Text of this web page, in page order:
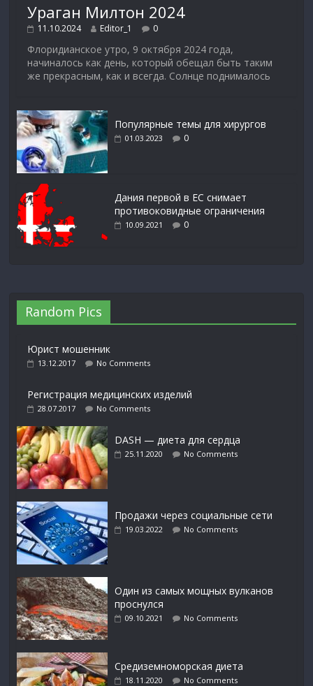
Ураган Милтон 2024
11.10.2024 Editor_1 0
Флоридианское утро, 9 октября 2024 года,
начиналось как день, который обещал быть таким
же прекрасным, как и всегда. Солнце поднималось
Популярные темы для хирургов
01.03.2023 0
Дания первой в ЕС снимает
противоковидные ограничения
10.09.2021 0
Random Pics
Юрист мошенник
13.12.2017 No Comments
Регистрация медицинских изделий
28.07.2017 No Comments
DASH — диета для сердца
25.11.2020 No Comments
Продажи через социальные сети
19.03.2022 No Comments
Один из самых мощных вулканов
проснулся
09.10.2021 No Comments
Средиземноморская диета
18.11.2020 No Comments